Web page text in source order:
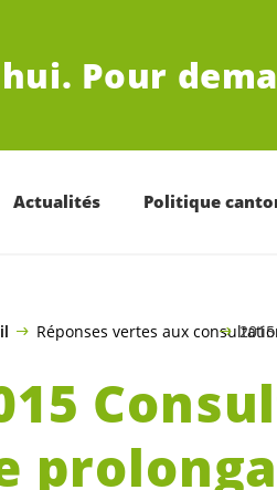
Pour
Actualités Politique
Réponses vertes aux